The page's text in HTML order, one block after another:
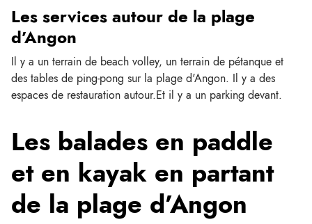
Les services autour de la plage
d’Angon
Il y a un terrain de beach volley, un terrain de pétanque et
des tables de ping-pong sur la plage d'Angon. Il y a des
espaces de restauration autour.Et il y a un parking devant.
Les balades en paddle
et en kayak en partant
de la plage d’Angon